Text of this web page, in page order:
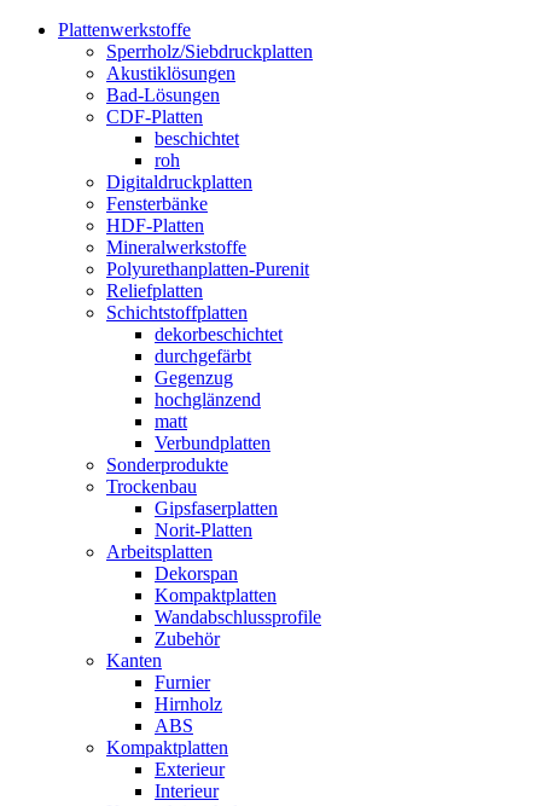
Plattenwerkstoffe
Sperrholz/Siebdruckplatten
Akustiklösungen
Bad-Lösungen
CDF-Platten
beschichtet
roh
Digitaldruckplatten
Fensterbänke
HDF-Platten
Mineralwerkstoffe
Polyurethanplatten-Purenit
Reliefplatten
Schichtstoffplatten
dekorbeschichtet
durchgefärbt
Gegenzug
hochglänzend
matt
Verbundplatten
Sonderprodukte
Trockenbau
Gipsfaserplatten
Norit-Platten
Arbeitsplatten
Dekorspan
Kompaktplatten
Wandabschlussprofile
Zubehör
Kanten
Furnier
Hirnholz
ABS
Kompaktplatten
Exterieur
Interieur